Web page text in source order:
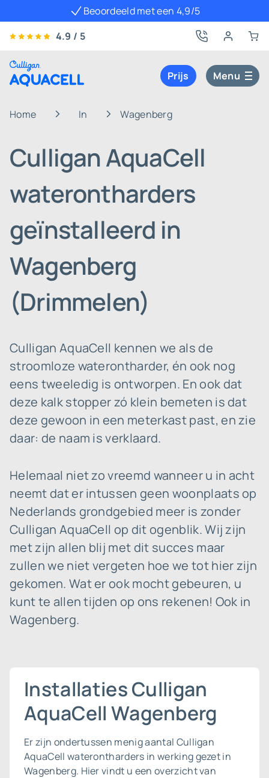
Beoordeeld met een 4,9/5
4.9 / 5
Prijs Menu
Home In Wagenberg
Culligan AquaCell
waterontharders
geïnstalleerd in
Wagenberg
(Drimmelen)
Culligan AquaCell kennen we als de
stroomloze waterontharder, én ook nog
eens tweeledig is ontworpen. En ook dat
deze kalk stopper zó klein bemeten is dat
deze gewoon in een meterkast past, en zie
daar: de naam is verklaard.
Helemaal niet zo vreemd wanneer u in acht
neemt dat er intussen geen woonplaats op
Nederlands grondgebied meer is zonder
Culligan AquaCell op dit ogenblik. Wij zijn
met zijn allen blij met dit succes maar
zullen we niet vergeten hoe we tot hier zijn
gekomen. Wat er ook mocht gebeuren, u
kunt te allen tijden op ons rekenen! Ook in
Wagenberg.
Installaties Culligan
AquaCell Wagenberg
Er zijn ondertussen menig aantal Culligan
AquaCell waterontharders in werking gezet in
Wagenberg. Hier vindt u een overzicht van